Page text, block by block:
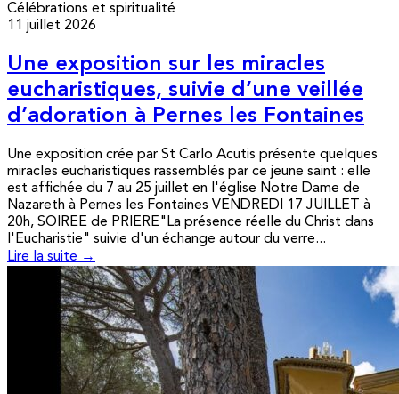
Célébrations et spiritualité
11 juillet 2026
Une exposition sur les miracles
eucharistiques, suivie d’une veillée
d’adoration à Pernes les Fontaines
Une exposition crée par St Carlo Acutis présente quelques
miracles eucharistiques rassemblés par ce jeune saint : elle
est affichée du 7 au 25 juillet en l'église Notre Dame de
Nazareth à Pernes les Fontaines VENDREDI 17 JUILLET à
20h, SOIREE de PRIERE"La présence réelle du Christ dans
l'Eucharistie" suivie d'un échange autour du verre...
Lire la suite →